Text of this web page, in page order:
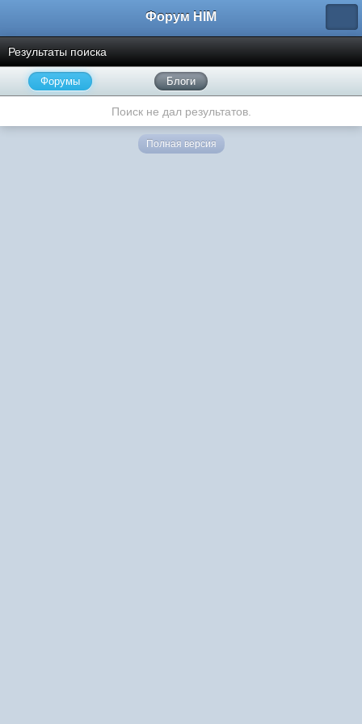
Форум HIM
Результаты поиска
Форумы Блоги
Поиск не дал результатов.
Полная версия